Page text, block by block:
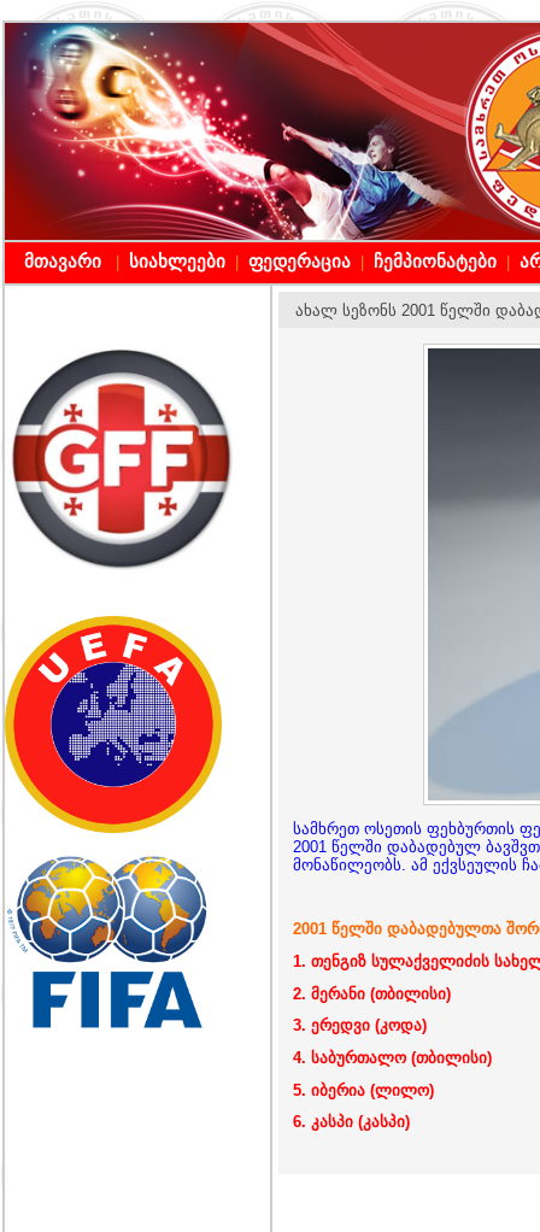
მთავარი სიახლეები ფედერაცია ჩემპიონატები
ახალ სეზონს 2001 წელში
სამხრეთ ოსეთის ფეხბურთის
2001 წელში დაბადებულ
მონაწილეობს. ამ ექვსეულის
2001 წელში დაბადებულთა
1. თენგიზ სულაქველიძის
2. მერანი (თბილისი)
3. ერედვი (კოდა)
4. საბურთალო (თბილისი)
5. იბერია (ლილო)
6. კასპი (კასპი)